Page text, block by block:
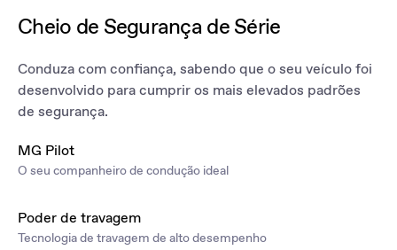
Cheio de Segurança de Série
Conduza com confiança, sabendo que o seu veículo foi
desenvolvido para cumprir os mais elevados padrões
de segurança.
MG Pilot
O seu companheiro de condução ideal
Poder de travagem
Tecnologia de travagem de alto desempenho